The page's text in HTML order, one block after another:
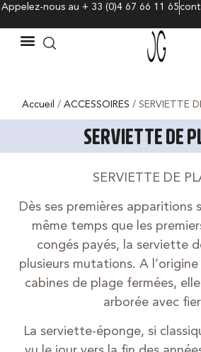
Appelez-nous au + 33 (0)4 67 66 11 65
Accueil /ACCESSOIRES / SERVIETTE
SERVIETTE DE
SERVIETTE DE
Dès ses premières apparitions
même temps que les
congés payés, la serviette
plusieurs mutations. A
cabines de plage fermées,
arborée avec
La serviette-éponge, si